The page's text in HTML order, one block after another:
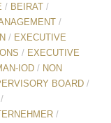
/ BEIRAT /
/
/ EXECUTIVE
/ EXECUTIVE
IOD / NON
BOARD /
/
/